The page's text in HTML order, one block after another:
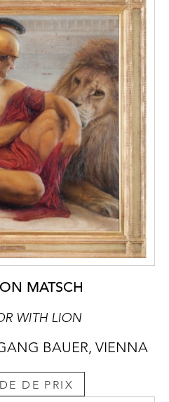
MATSCH
WITH LION
BAUER, VIENNA
DE PRIX